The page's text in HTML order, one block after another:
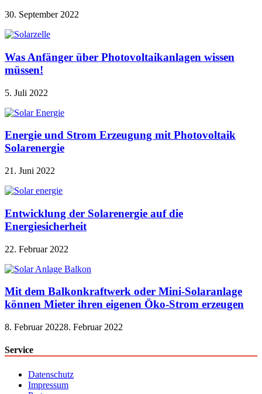
30. September 2022
Was Anfänger über Photovoltaikanlagen wissen
müssen!
5. Juli 2022
Energie und Strom Erzeugung mit Photovoltaik
Solarenergie
21. Juni 2022
Entwicklung der Solarenergie auf die
Energiesicherheit
22. Februar 2022
Mit dem Balkonkraftwerk oder Mini-Solaranlage
können Mieter ihren eigenen Öko-Strom erzeugen
8. Februar 20228. Februar 2022
Service
Datenschutz
Impressum